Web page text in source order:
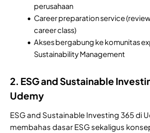
perusahaan
Career preparation service
career class)
Akses bergabung ke komunitas
Sustainability Management
2. ESG and Sustainable
Udemy
ESG and Sustainable Investing 365 di
membahas dasar ESG sekaligus